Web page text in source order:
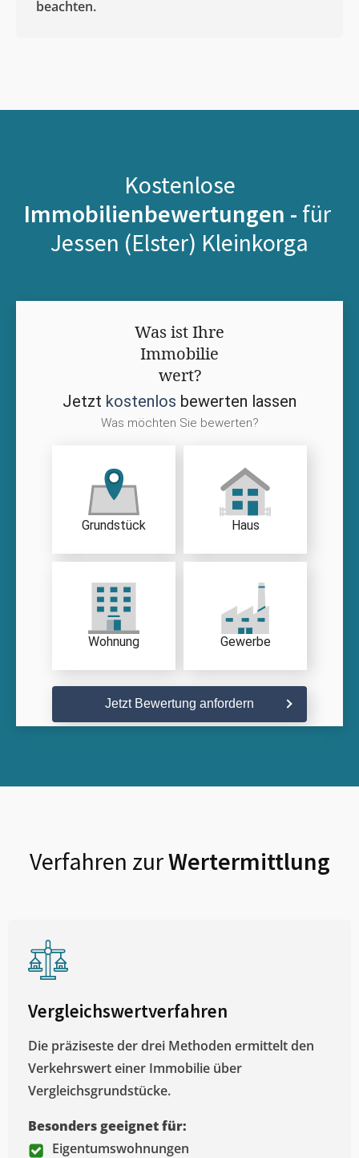
beachten.
Kostenlose
Immobilienbewertungen - für
Jessen (Elster) Kleinkorga
Was ist Ihre
Immobilie
wert?
Jetzt kostenlos bewerten lassen
Was möchten Sie bewerten?
Grundstück Haus
Wohnung Gewerbe
Jetzt Bewertung anfordern
Verfahren zurWertermittlung
Vergleichswertverfahren
Die präziseste der drei Methoden ermittelt den
Verkehrswert einer Immobilie über
Vergleichsgrundstücke.
Besonders geeignet für:
Eigentumswohnungen